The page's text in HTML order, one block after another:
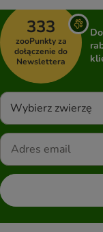
333
zooPunkty za
dołączenie do
Newslettera
Wybierz zwierzę